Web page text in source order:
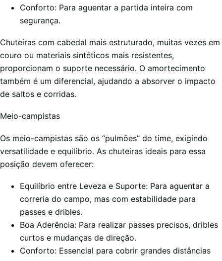
Conforto: Para aguentar a partida inteira com
segurança.
Chuteiras com cabedal mais estruturado, muitas vezes em
couro ou materiais sintéticos mais resistentes,
proporcionam o suporte necessário. O amortecimento
também é um diferencial, ajudando a absorver o impacto
de saltos e corridas.
Meio-campistas
Os meio-campistas são os “pulmões” do time, exigindo
versatilidade e equilíbrio. As chuteiras ideais para essa
posição devem oferecer:
Equilíbrio entre Leveza e Suporte: Para aguentar a
correria do campo, mas com estabilidade para
passes e dribles.
Boa Aderência: Para realizar passes precisos, dribles
curtos e mudanças de direção.
Conforto: Essencial para cobrir grandes distâncias